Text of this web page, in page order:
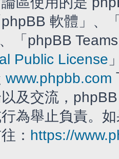
軟體」、
「phpBB
Public License
www.phpbb.com
以及交流，
為舉止負責。
： https://